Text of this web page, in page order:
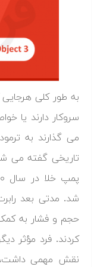
به طور کلی هرجایی
سروکار دارند یا
می گذارند به
تاریخی گفته می
شد. مدتی بعد
حجم و فشار به
کردند. فرد مؤثر
نقش مهمی